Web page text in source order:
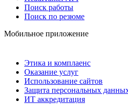
Поиск работы
Поиск по резюме
Мобильное приложение
Этика и комплаенс
Оказание услуг
Использование сайтов
Защита персональных
ИТ аккредитация